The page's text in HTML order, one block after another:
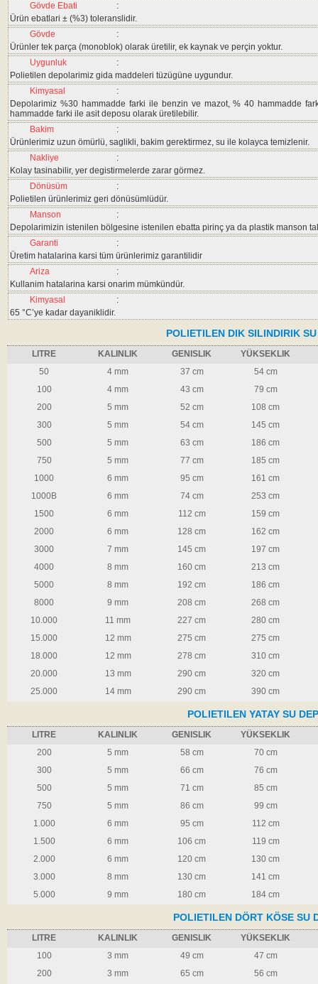
Gövde Ebati
:
Ürün ebatlari ± (%3) toleranslidir.
Gövde
:
Ürünler tek parça (monoblok) olarak üretilir, ek kaynak ve perçin yoktur.
Uygunluk
:
Polietilen depolarimiz gida maddeleri tüzügüne uygundur.
Kimyasal
:
Depolarimiz %30 hammadde farki ile benzin ve mazot, % 40 hammadde
hammadde farki ile asit deposu olarak üretilebilir.
Bakim
:
Ürünlerimiz uzun ömürlü, saglikli, bakim gerektirmez, su ile kolayca temizlenir.
Nakliye
:
Kolay tasinabilir, yer degistirmelerde zarar görmez.
Dönüsüm
:
Polietilen ürünlerimiz geri dönüsümlüdür.
Manson
:
Depolarimizin istenilen bölgesine istenilen ebatta pirinç ya da plastik manson
Garanti
:
Üretim hatalarina karsi tüm ürünlerimiz garantilidir
Ariza
:
Kullanim hatalarina karsi onarim mümkündür.
Kimyasal
:
65 °C’ye kadar dayaniklidir.
POLIETILEN DIK SILINDIRIK
LITRE KALINLIK GENISLIK
YÜKSEKLIK
50
4 mm 37 cm
54 cm
100
4 mm 43 cm
79 cm
200
5 mm 52 cm
108 cm
300
5 mm 54 cm
145 cm
500
5 mm 63 cm
186 cm
750
5 mm 77 cm
185 cm
1000
6 mm 95 cm
161 cm
1000B
6 mm 74 cm
253 cm
1500
6 mm 112 cm
159 cm
2000
6 mm 128 cm
162 cm
3000
7 mm 145 cm
197 cm
4000
8 mm 160 cm
213 cm
5000
8 mm 192 cm
186 cm
8000
9 mm 208 cm
268 cm
10.000
11 mm 227 cm
280 cm
15.000
12 mm 275 cm
275 cm
18.000
12 mm 278 cm
310 cm
20.000
13 mm 290 cm
320 cm
25.000
14 mm 290 cm 390 cm
POLIETILEN YATAY SU
LITRE KALINLIK GENISLIK
YÜKSEKLIK
200
5 mm 58 cm
70 cm
300
5 mm 66 cm
76 cm
500
5 mm 71 cm
85 cm
750
5 mm 86 cm
99 cm
1.000
6 mm 95 cm
112 cm
1.500
6 mm 106 cm
119 cm
2.000
6 mm 120 cm
130 cm
3.000
8 mm 130 cm
141 cm
5.000
9 mm 180 cm 184 cm
POLIETILEN DÖRT KÖSE SU
LITRE KALINLIK GENISLIK
YÜKSEKLIK
100
3 mm 49 cm
47 cm
200
3 mm 65 cm 56 cm